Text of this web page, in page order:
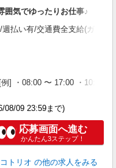
囲気でゆったりお仕事♪
払い有/交通費全支給(ガソリ
] ・08:00 〜 17:00 ・10:00
08/09 23:59まで)
応募画面へ進む
かんたん3ステップ！
トリオ の他の求人をみる